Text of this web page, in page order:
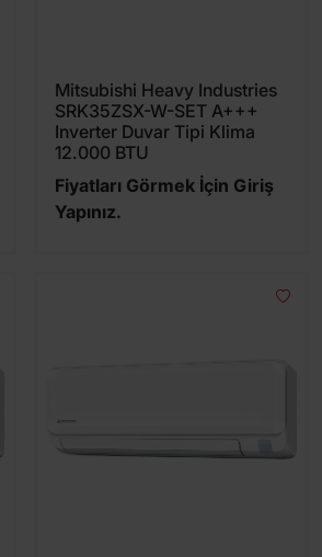
Mitsubishi Heavy Industries
SRK35ZSX-W-SET A+++
Inverter Duvar Tipi Klima
12.000 BTU
Fiyatları Görmek İçin Giriş
Yapınız.